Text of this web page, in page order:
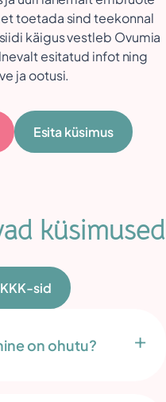
toetada sind teekonnal
käigus vestleb Ovumia
esitatud infot ning
ja ootusi.
Esita küsimus
küsimused
sid
on ohutu?